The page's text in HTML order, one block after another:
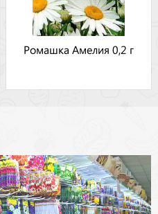
Ромашка Амелия 0,2 г